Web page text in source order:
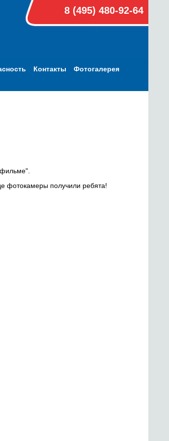
8 (495) 480-92-64
Контакты
Фотогалерея
фотокамеры получили ребята!